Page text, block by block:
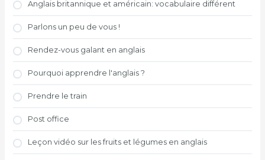
Anglais britannique et américain: vocabulaire différent
Parlons un peu de vous !
Rendez-vous galant en anglais
Pourquoi apprendre l'anglais ?
Prendre le train
Post office
Leçon vidéo sur les fruits et légumes en anglais